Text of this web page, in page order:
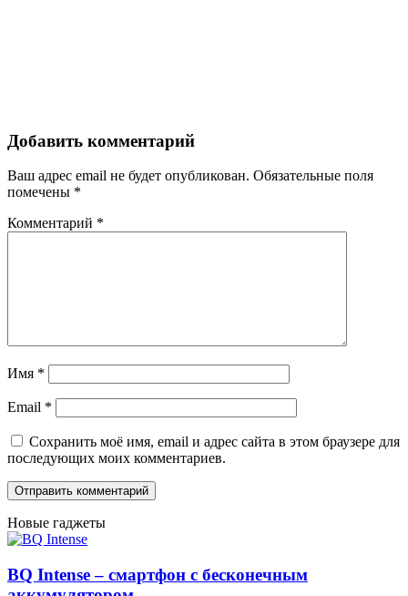
Добавить комментарий
Ваш адрес email не будет опубликован. Обязательные поля
помечены *
Комментарий *
Имя *
Email *
Сохранить моё имя, email и адрес сайта в этом браузере для
последующих моих комментариев.
Новые гаджеты
BQ Intense – смартфон с бесконечным